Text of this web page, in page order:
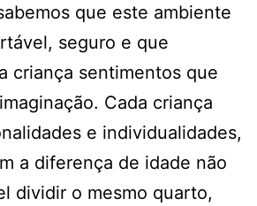
que este ambiente
seguro e que
criança sentimentos que
Cada criança
e individualidades,
a diferença de idade não
dividir o mesmo quarto,